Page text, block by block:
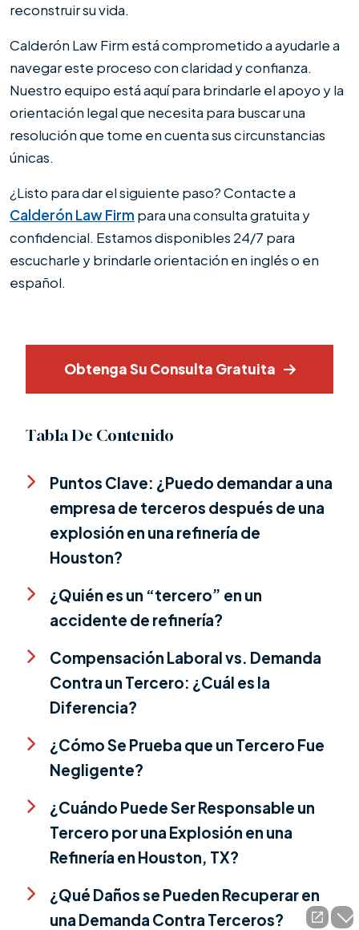
reconstruir su vida.
Calderón Law Firm está comprometido a ayudarle a
navegar este proceso con claridad y confianza.
Nuestro equipo está aquí para brindarle el apoyo y la
orientación legal que necesita para buscar una
resolución que tome en cuenta sus circunstancias
únicas.
¿Listo para dar el siguiente paso? Contacte a
Calderón Law Firm para una consulta gratuita y
confidencial. Estamos disponibles 24/7 para
escucharle y brindarle orientación en inglés o en
español.
Obtenga Su Consulta Gratuita
Tabla De Contenido
Puntos Clave: ¿Puedo demandar a una
empresa de terceros después de una
explosión en una refinería de
Houston?
¿Quién es un “tercero” en un
accidente de refinería?
Compensación Laboral vs. Demanda
Contra un Tercero: ¿Cuál es la
Diferencia?
¿Cómo Se Prueba que un Tercero Fue
Negligente?
¿Cuándo Puede Ser Responsable un
Tercero por una Explosión en una
Refinería en Houston, TX?
¿Qué Daños se Pueden Recuperar en
una Demanda Contra Terceros?